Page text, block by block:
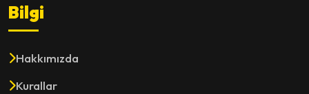
Bilgi
Hakkımızda
Kurallar